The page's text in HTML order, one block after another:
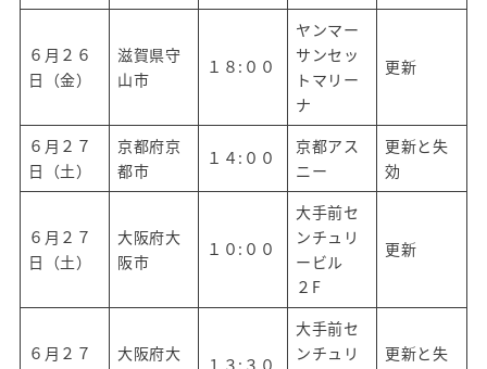
６月２６
日（金）
滋賀県守
山市
１８:００
ヤンマー
サンセッ
トマリー
ナ
更新
６月２７
日（土）
京都府京
都市
１４:００
京都アス
ニー
更新と失
効
６月２７
日（土）
大阪府大
阪市
１０:００
大手前セ
ンチュリ
ービル
２F
更新
６月２７
大阪府大
１３:３０
大手前セ
ンチュリ
更新と失